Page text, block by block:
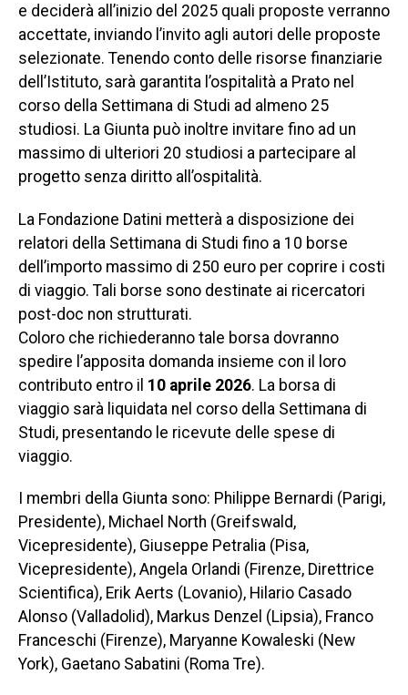
e deciderà all’inizio del 2025 quali proposte verranno
accettate, inviando l’invito agli autori delle proposte
selezionate. Tenendo conto delle risorse finanziarie
dell’Istituto, sarà garantita l’ospitalità a Prato nel
corso della Settimana di Studi ad almeno 25
studiosi. La Giunta può inoltre invitare fino ad un
massimo di ulteriori 20 studiosi a partecipare al
progetto senza diritto all’ospitalità.
La Fondazione Datini metterà a disposizione dei
relatori della Settimana di Studi fino a 10 borse
dell’importo massimo di 250 euro per coprire i costi
di viaggio. Tali borse sono destinate ai ricercatori
post-doc non strutturati.
Coloro che richiederanno tale borsa dovranno
spedire l’apposita domanda insieme con il loro
contributo entro il 10 aprile 2026. La borsa di
viaggio sarà liquidata nel corso della Settimana di
Studi, presentando le ricevute delle spese di
viaggio.
I membri della Giunta sono: Philippe Bernardi (Parigi,
Presidente), Michael North (Greifswald,
Vicepresidente), Giuseppe Petralia (Pisa,
Vicepresidente), Angela Orlandi (Firenze, Direttrice
Scientifica), Erik Aerts (Lovanio), Hilario Casado
Alonso (Valladolid), Markus Denzel (Lipsia), Franco
Franceschi (Firenze), Maryanne Kowaleski (New
York), Gaetano Sabatini (Roma Tre).